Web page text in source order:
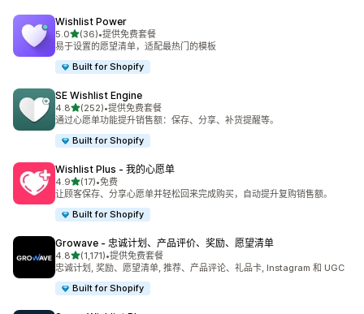
Wishlist Power
5.0星（满分 5 星）
(36)
总共 36 条评论
•提供免费套餐
易于设置的愿望清单，适配最热门的模板
Built for Shopify
SE Wishlist Engine
4.8星（满分 5 星）
(252)
总共 252 条评论
•提供免费套餐
通过心愿单功能提升销售额：保存、分享、补货提醒等。
Built for Shopify
Wishlist Plus ‑ 我的心愿单
4.9星（满分 5 星）
(17)
总共 17 条评论
•免费
让顾客保存、分享心愿单并轻松回来完成购买，自动提升复购销售额。
Built for Shopify
Growave ‑ 忠诚计划、产品评价、奖励、愿望清单
4.8星（满分 5 星）
(1,171)
总共 1171 条评论
•提供免费套餐
忠诚计划, 奖励、愿望清单, 推荐、产品评论、礼品卡, Instagram 和 UGC
Built for Shopify